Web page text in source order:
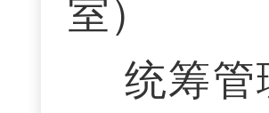
室）
统筹管